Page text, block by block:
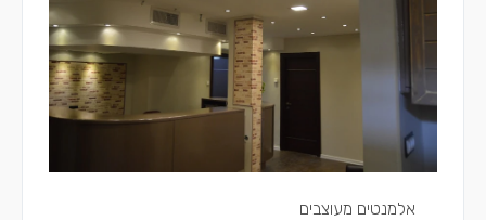
אלמנטים מעוצבים